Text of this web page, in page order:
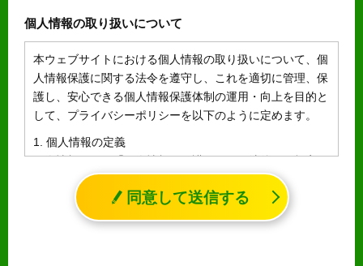
個人情報の取り扱いについて
本ウェブサイトにおける個人情報の取り扱いについて、個
人情報保護に関する法令を遵守し、これを適切に管理、保
護し、安心できる個人情報保護体制の運用・向上を目的と
して、プライバシーポリシーを以下のように定めます。
1. 個人情報の定義
個人情報とは、「個人情報の保護に関する法律」に規定さ
れる生存する個人に関する情報であって、氏名、生年月日
その他の記述等により特定の個人を識別することができる
情報（個人識別情報）を指します。
同意して送信する